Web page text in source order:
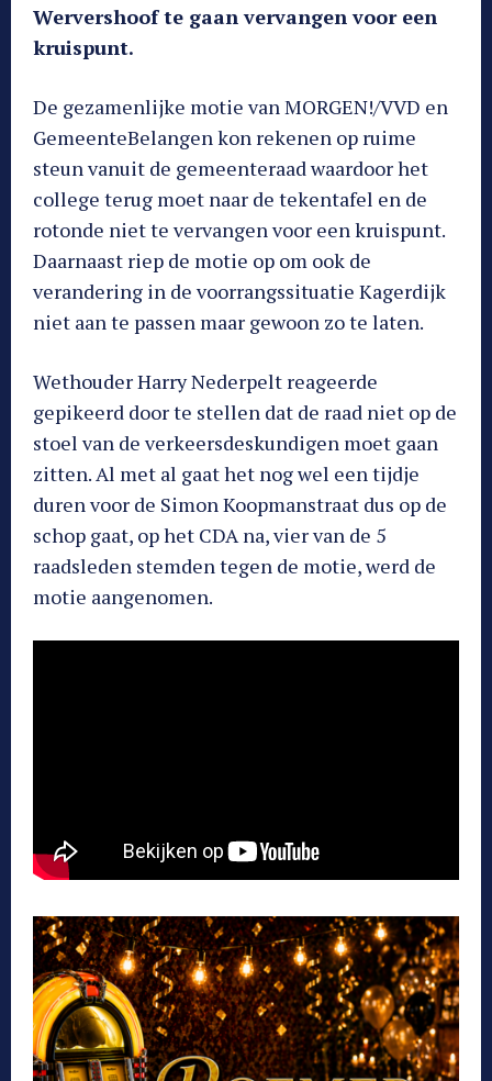
Wervershoof te gaan vervangen voor een
kruispunt.
De gezamenlijke motie van MORGEN!/VVD en
GemeenteBelangen kon rekenen op ruime
steun vanuit de gemeenteraad waardoor het
college terug moet naar de tekentafel en de
rotonde niet te vervangen voor een kruispunt.
Daarnaast riep de motie op om ook de
verandering in de voorrangssituatie Kagerdijk
niet aan te passen maar gewoon zo te laten.
Wethouder Harry Nederpelt reageerde
gepikeerd door te stellen dat de raad niet op de
stoel van de verkeersdeskundigen moet gaan
zitten. Al met al gaat het nog wel een tijdje
duren voor de Simon Koopmanstraat dus op de
schop gaat, op het CDA na, vier van de 5
raadsleden stemden tegen de motie, werd de
motie aangenomen.